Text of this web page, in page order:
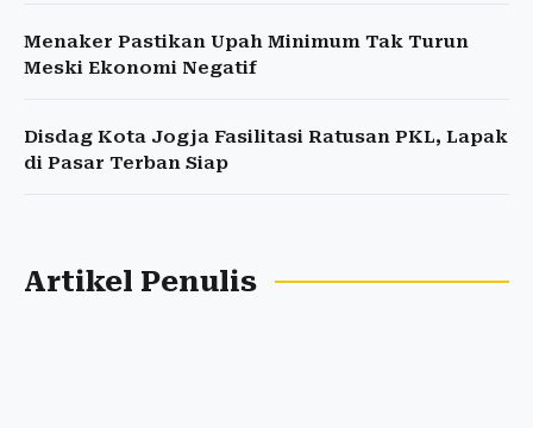
Menaker Pastikan Upah Minimum Tak Turun
Meski Ekonomi Negatif
Disdag Kota Jogja Fasilitasi Ratusan PKL, Lapak
di Pasar Terban Siap
Artikel Penulis